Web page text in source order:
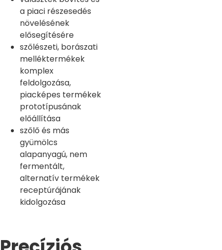
a piaci részesedés
növelésének
elősegítésére
szőlészeti, borászati
melléktermékek
komplex
feldolgozása,
piacképes termékek
prototípusának
előállítása
szőlő és más
gyümölcs
alapanyagú, nem
fermentált,
alternatív termékek
receptúrájának
kidolgozása